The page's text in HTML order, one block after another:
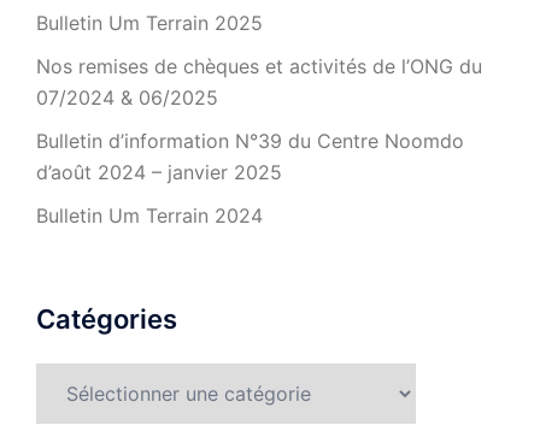
Bulletin Um Terrain 2025
Nos remises de chèques et activités de l’ONG du
07/2024 & 06/2025
Bulletin d’information N°39 du Centre Noomdo
d’août 2024 – janvier 2025
Bulletin Um Terrain 2024
Catégories